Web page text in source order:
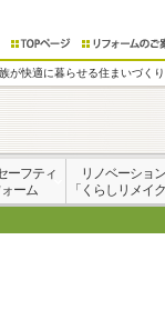
が快適に暮らせる住まいづく
ーフティ
ーム
リノベーション
「くらしリメイ